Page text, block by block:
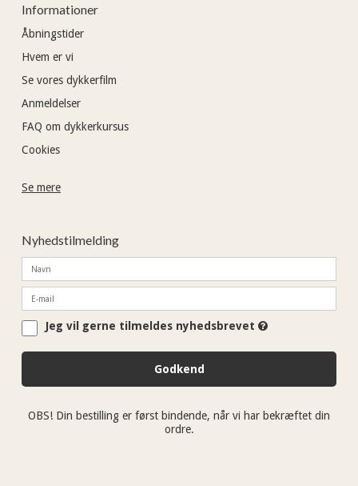
Informationer
Åbningstider
Hvem er vi
Se vores dykkerfilm
Anmeldelser
FAQ om dykkerkursus
Cookies
Se mere
Nyhedstilmelding
Jeg vil gerne tilmeldes nyhedsbrevet
Godkend
OBS! Din bestilling er først bindende, når vi har bekræftet din
ordre.